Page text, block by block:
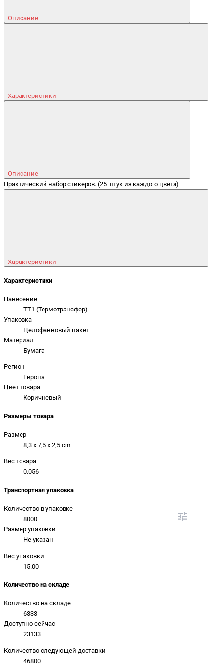
Описание
Характеристики
Описание
Практический набор стикеров. (25 штук из каждого цвета)
Характеристики
Характеристики
Нанесение
TT1 (Термотрансфер)
Упаковка
Целофанновый пакет
Материал
Бумага
Регион
Европа
Цвет товара
Коричневый
Размеры товара
Размер
8,3 x 7,5 x 2,5 cm
Вес товара
0.056
Транспортная упаковка
Количество в упаковке
8000
Размер упаковки
Не указан
Вес упаковки
15.00
Количество на складе
Количество на складе
6333
Доступно сейчас
23133
Количество следующей доставки
46800